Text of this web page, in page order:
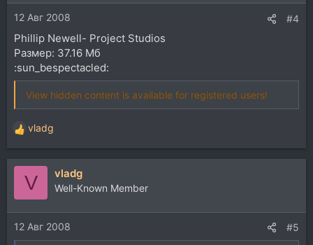
12 Авг 2008 #4
Phillip Newell- Project Studios
Размер: 37.16 Мб
:sun_bespectacled:
View hidden content is available for registered users!
Р
е
а
и
и
:
vladg
V vladg
Well-Known Member
12 Авг 2008 #5